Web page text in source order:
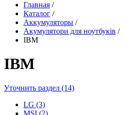
Главная /
Каталог /
Аккумуляторы /
Акумулятори для ноутбуків /
IBM
IBM
Уточнить раздел (14)
LG (3)
MSI (2)